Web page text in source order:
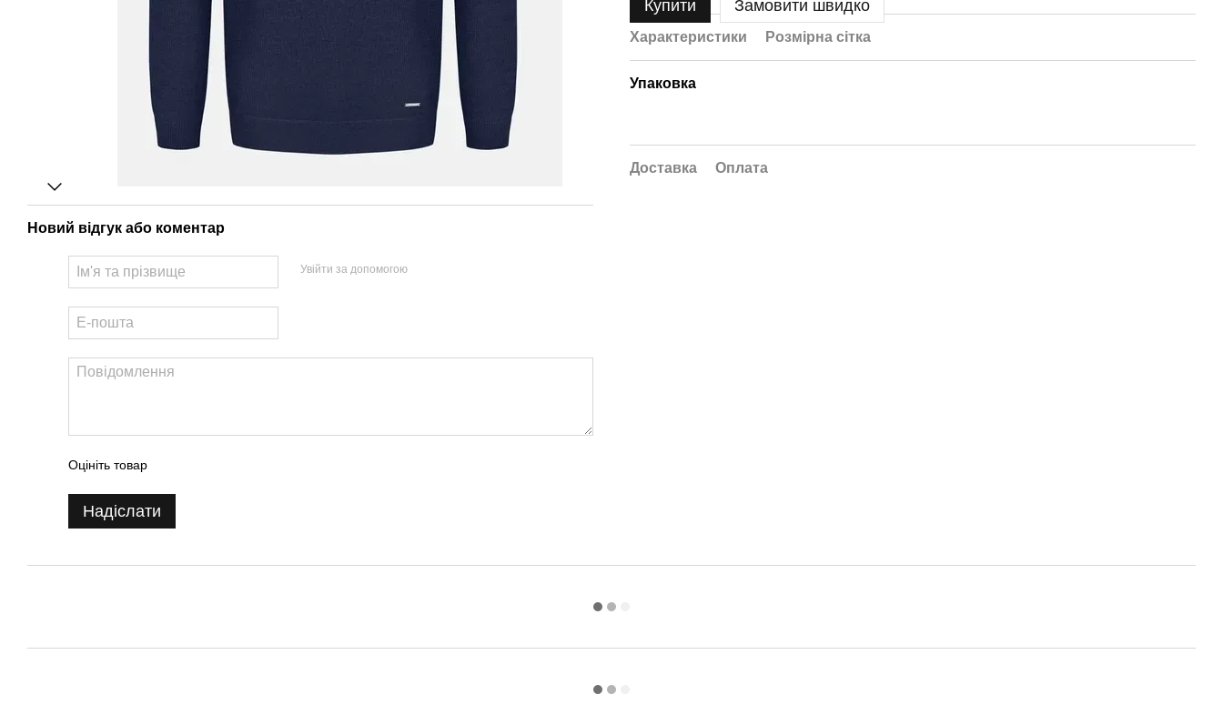
Новий відгук або коментар
Увійти за допомогою
Оцініть товар
Надіслати
Купити Замовити швидко
Характеристики Розмірна сітка
Упаковка
Доставка Оплата